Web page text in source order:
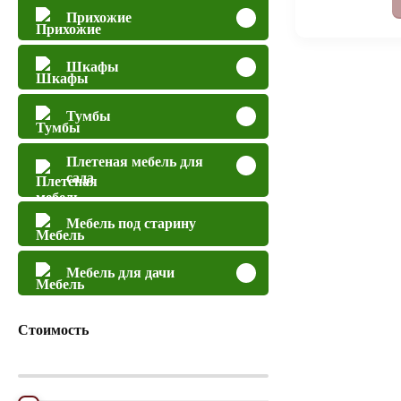
Прихожие
Шкафы
Тумбы
Плетеная мебель для
сада
Мебель под старину
Мебель для дачи
Стоимость